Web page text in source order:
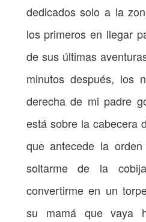
dedicados solo a la
los primeros en llegar
de sus últimas
minutos después, los
derecha de mi padre
está sobre la cabecera
que antecede la
soltarme de la
convertirme en un
su mamá que vaya